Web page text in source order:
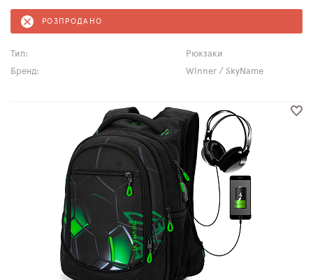
РОЗПРОДАНО
Тип:
Рюкзаки
Бренд:
Winner / SkyName